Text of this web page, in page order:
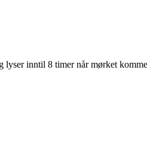
inntil 8 timer når mørket